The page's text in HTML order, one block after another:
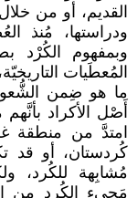
القديم، أو من
ودراستها، مُنذ
وبمفهوم الكُرْد
المُعطَيات
ما هو ضِمن الشُّعوب
أَصْل الأكراد
امتدَّ من منطقة
كُردستان، أو قد
مُشابِهة
مَجيء الكُرد من